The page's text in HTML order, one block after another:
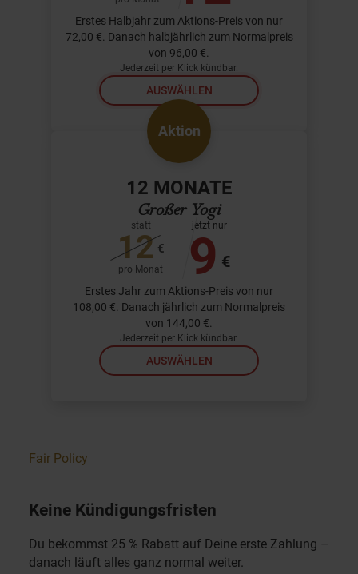
Erstes Halbjahr zum Aktions-Preis von nur
72,00 €. Danach halbjährlich zum Normalpreis
von 96,00 €.
Jederzeit per Klick kündbar.
AUSWÄHLEN
Aktion
12 MONATE
Großer Yogi
statt
12 €
pro Monat
jetzt nur
9 €
Erstes Jahr zum Aktions-Preis von nur
108,00 €. Danach jährlich zum Normalpreis
von 144,00 €.
Jederzeit per Klick kündbar.
AUSWÄHLEN
Fair Policy
Keine Kündigungsfristen
Du bekommst 25 % Rabatt auf Deine erste Zahlung –
danach läuft alles ganz normal weiter.